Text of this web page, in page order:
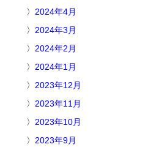
2024年4月
2024年3月
2024年2月
2024年1月
2023年12月
2023年11月
2023年10月
2023年9月